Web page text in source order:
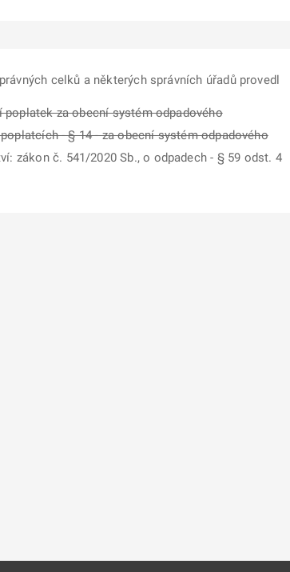
celků a některých správních úřadů provedl
poplatek za obecní systém odpadového
- § 14 - za obecní systém odpadového
zákon č. 541/2020 Sb., o odpadech - § 59 odst. 4